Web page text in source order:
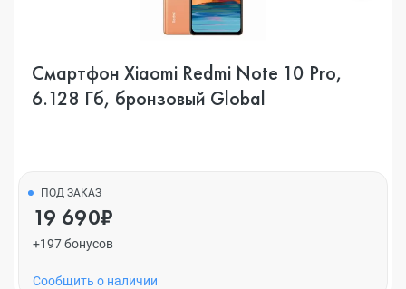
Смартфон Xiaomi Redmi Note 10 Pro,
6.128 Гб, бронзовый Global
ПОД ЗАКАЗ
19 690₽
+197 бонусов
Cообщить о наличии